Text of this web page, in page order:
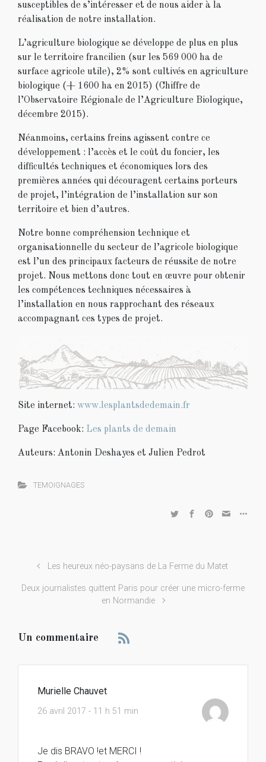
susceptibles de s’intéresser et de nous aider à la
réalisation de notre installation.
L’agriculture biologique se développe de plus en plus
sur le territoire francilien (sur les 569 000 ha de
surface agricole utile), 2% sont cultivés en agriculture
biologique (+ 1600 ha en 2015) (Chiffre de
l’Observatoire Régionale de l’Agriculture Biologique,
décembre 2015).
Néanmoins, certains freins agissent contre ce
développement : l’accès et le coût du foncier, les
difficultés techniques et économiques lors des
premières années qui découragent certains porteurs
de projet, l’intégration de l’installation sur son
territoire et bien d’autres.
Notre bonne compréhension technique et
organisationnelle du secteur de l’agricole biologique
est l’un des principaux facteurs de réussite de notre
projet. Nous mettons donc tout en œuvre pour obtenir
les compétences techniques nécessaires à
l’installation en nous rapprochant des réseaux
accompagnant ces types de projet.
Site internet: www.lesplantsdedemain.fr
Page Facebook: Les plants de demain
Auteurs: Antonin Deshayes et Julien Pedrot
TEMOIGNAGES
Les heureux néo-paysans de La Ferme du Matet
Deux journalistes quittent Paris pour créer une micro-ferme
en Normandie
Un commentaire
Murielle Chauvet
26 avril 2017 - 11 h 51 min
Je dis BRAVO !et MERCI !